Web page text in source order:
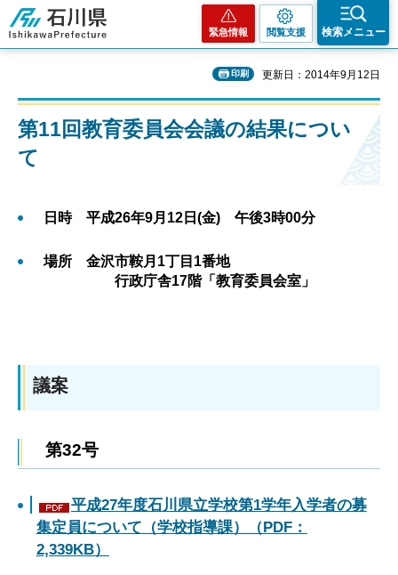
石川県
緊急情報 閲覧支援 検索メニュー
印刷 更新日：2014年9月12日
第11回教育委員会会議の結果につい
て
日時 平成26年9月12日(金) 午後3時00分
場所 金沢市鞍月1丁目1番地
行政庁舎17階「教育委員会室」
議案
第32号
平成27年度石川県立学校第1学年入学者の募
集定員について（学校指導課）（PDF：
2,339KB）